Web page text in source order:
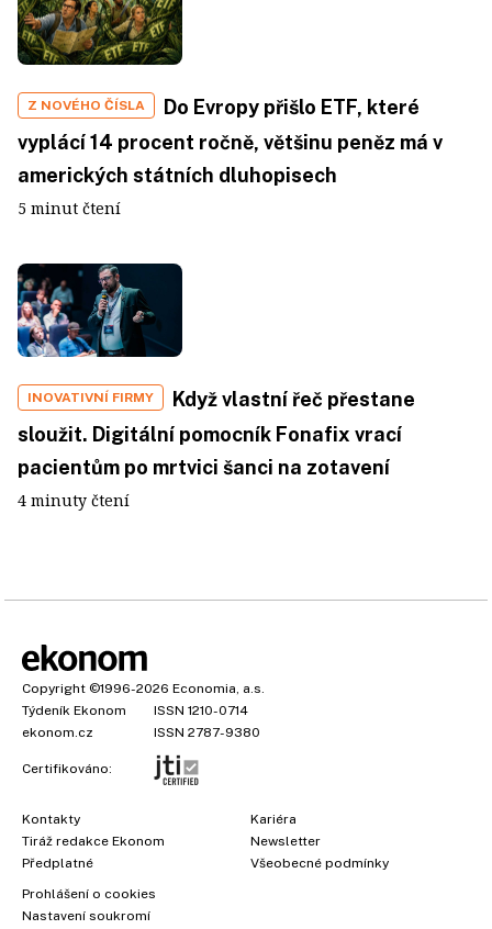
Z NOVÉHO ČÍSLA
Do Evropy přišlo ETF, které
vyplácí 14 procent ročně, většinu peněz má v
amerických státních dluhopisech
5 minut čtení
INOVATIVNÍ FIRMY
Když vlastní řeč přestane
sloužit. Digitální pomocník Fonafix vrací
pacientům po mrtvici šanci na zotavení
4 minuty čtení
Copyright ©1996-2026 Economia, a.s.
Týdeník Ekonom
ISSN 1210-0714
ekonom.cz
ISSN 2787-9380
Certifikováno:
Kontakty
Tiráž redakce Ekonom
Předplatné
Kariéra
Newsletter
Všeobecné podmínky
Prohlášení o cookies
Nastavení soukromí